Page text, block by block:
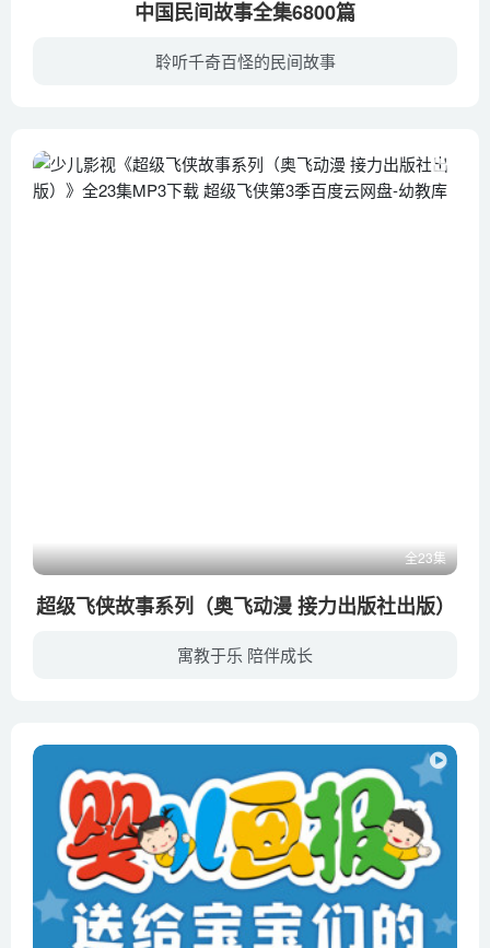
中国民间故事全集6800篇
聆听千奇百怪的民间故事
全23集
超级飞侠故事系列（奥飞动漫 接力出版社出版）
寓教于乐 陪伴成长